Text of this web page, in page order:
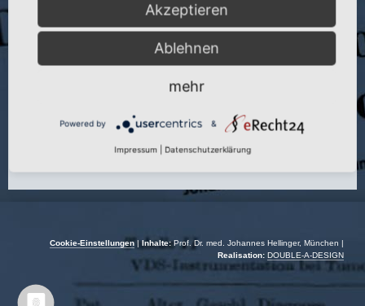
J. Hellinger und R. Schottmann
Cookie-Einstellungen|Inhalte:Prof. Dr. med. Johannes Hellinger, München |
Realisation: DOUBLE-A-DESIGN
Akzeptieren
Ablehnen
mehr
Powered by &
Impressum Datenschutzerklärung